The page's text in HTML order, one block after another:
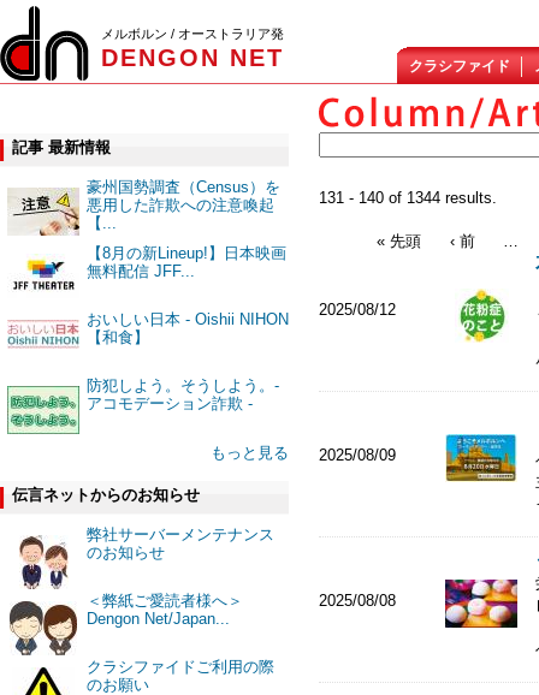
メルボルン / オーストラリア発
DENGON NET クラシファイド
記事 最新情報
豪州国勢調査（Census）を
悪用した詐欺への注意喚起
【...
【8月の新Lineup!】日本映画
無料配信 JFF...
おいしい日本 - Oishii NIHON
【和食】
防犯しよう。そうしよう。-
アコモデーション詐欺 -
もっと見る
伝言ネットからのお知らせ
弊社サーバーメンテナンス
のお知らせ
＜弊紙ご愛読者様へ＞
Dengon Net/Japan...
クラシファイドご利用の際
のお願い
131 - 140 of 1344 results.
« 先頭 ‹ 前
2025/08/12
2025/08/09
2025/08/08